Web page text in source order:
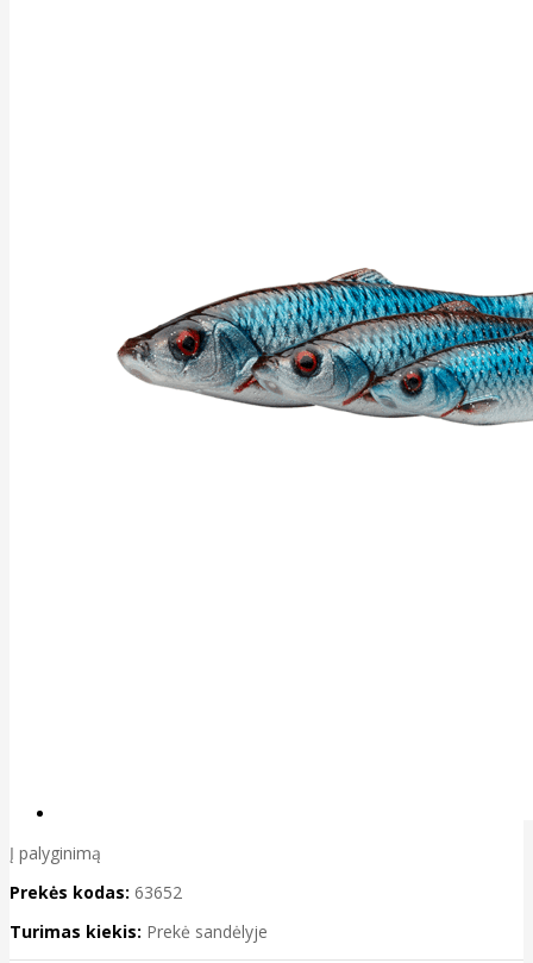
Į palyginimą
Prekės kodas: 63652
Turimas kiekis: Prekė sandėlyje